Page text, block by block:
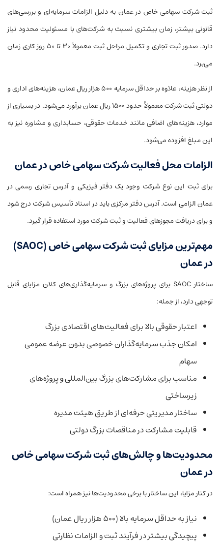
ثبت شرکت سهامی خاص در عمان به دلیل الزامات سرمایه‌ای و بررسی‌های
قانونی بیشتر، زمان بیشتری نسبت به شرکت‌های با مسئولیت محدود نیاز
دارد. صدور ثبت تجاری و تکمیل مراحل ثبت معمولاً ۳۰ تا ۵۰ روز کاری زمان
می‌برد.
از نظر هزینه، علاوه بر حداقل سرمایه ۵۰۰ هزار ریال عمان، هزینه‌های اداری و
دولتی ثبت شرکت معمولاً حدود ۱۵۰۰ ریال عمان برآورد می‌شود. در بسیاری از
موارد، هزینه‌های اضافی مانند خدمات حقوقی، حسابداری و مشاوره نیز به
این مبلغ افزوده می‌شود.
الزامات محل فعالیت شرکت سهامی خاص در عمان
برای ثبت این نوع شرکت وجود یک دفتر فیزیکی و آدرس تجاری رسمی در
عمان الزامی است. آدرس دفتر مرکزی باید در اسناد تأسیس شرکت درج شود
و برای دریافت مجوزهای فعالیت و ثبت شرکت مورد استفاده قرار گیرد.
مهم‌ترین مزایای ثبت شرکت سهامی خاص (SAOC)
در عمان
ساختار SAOC برای پروژه‌های بزرگ و سرمایه‌گذاری‌های کلان مزایای قابل
توجهی دارد، از جمله:
اعتبار حقوقی بالا برای فعالیت‌های اقتصادی بزرگ
امکان جذب سرمایه‌گذاران خصوصی بدون عرضه عمومی
سهام
مناسب برای مشارکت‌های بزرگ بین‌المللی و پروژه‌های
زیرساختی
ساختار مدیریتی حرفه‌ای از طریق هیئت مدیره
قابلیت مشارکت در مناقصات بزرگ دولتی
محدودیت‌ها و چالش‌های ثبت شرکت سهامی خاص
در عمان
در کنار مزایا، این ساختار با برخی محدودیت‌ها نیز همراه است:
نیاز به حداقل سرمایه بالا (۵۰۰ هزار ریال عمان)
پیچیدگی بیشتر در فرآیند ثبت و الزامات نظارتی